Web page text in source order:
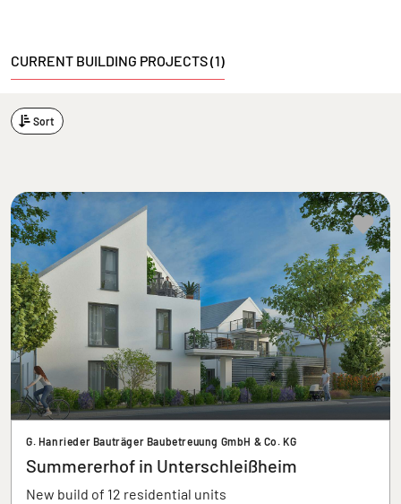
CURRENT BUILDING PROJECTS (1)
Sort
G. Hanrieder Bauträger Baubetreuung GmbH & Co. KG
Summererhof in Unterschleißheim
New build of 12 residential units